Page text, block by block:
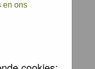
en ons